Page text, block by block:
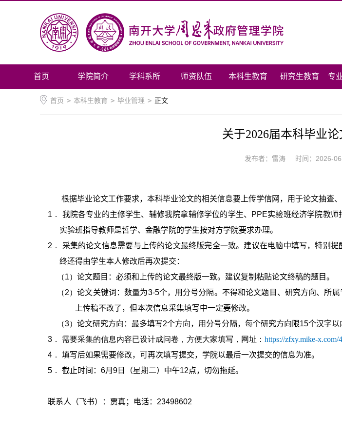
首页 学院简介 学科系所 师资队伍 本科生教育 研究生教育 专
首页 > 本科生教育 > 毕业管理 > 正文
关于2026届本科毕业
发布者：雷涛 时间：2026-
根据毕业论文工作要求，本科毕业论文的相关信息要上传学信网，用于论文抽查
1． 我院各专业的主修学生、辅修我院拿辅修学位的学生、 PPE实验班经济学院教师
实验班指导教师是哲学、金融学院的学生按对方学院要求办理。
2． 采集的论文信息需要与上传的论文最终版完全一致。建议在电脑中填写，特别
终还得由学生本人修改后再次提交：
（1） 论文题目：必须和上传的论文最终版一致。建议复制粘贴论文终稿的题目。
（2）论文关键词：数量为3-5个，用分号分隔。不得和论文题目、研究方向、所
上传稿不改了，但本次信息采集填写中一定要修改。
（3） 论文研究方向：最多填写2个方向，用分号分隔，每个研究方向限15个汉字以
3． 需要采集的信息内容已设计成问卷，方便大家填写，网址： https://zfxy.mike-x.com/
4． 填写后如果需要修改，可再次填写提交，学院以最后一次提交的信息为准。
5． 截止时间： 6月 9 日（星期二）中午12点，切勿拖延。
联系人（飞书）：贾真；电话： 23498602